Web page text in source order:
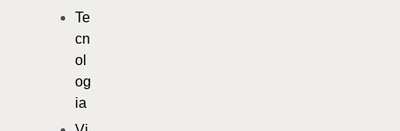
Te
cn
ol
og
ia